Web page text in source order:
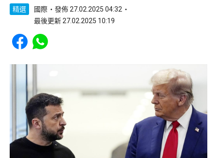
精選 國際
發佈 27.02.2025 04:32
最後更新 27.02.2025 10:19
Share to Facebook
Share to WhatsApp